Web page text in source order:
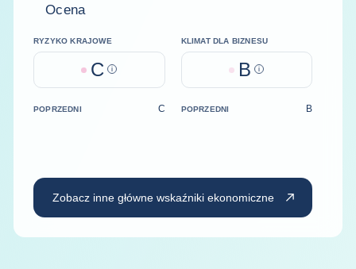
Ocena
RYZYKO KRAJOWE
C Help
KLIMAT DLA BIZNESU
B Help
POPRZEDNI C POPRZEDNI B
Zobacz inne główne wskaźniki ekonomiczne